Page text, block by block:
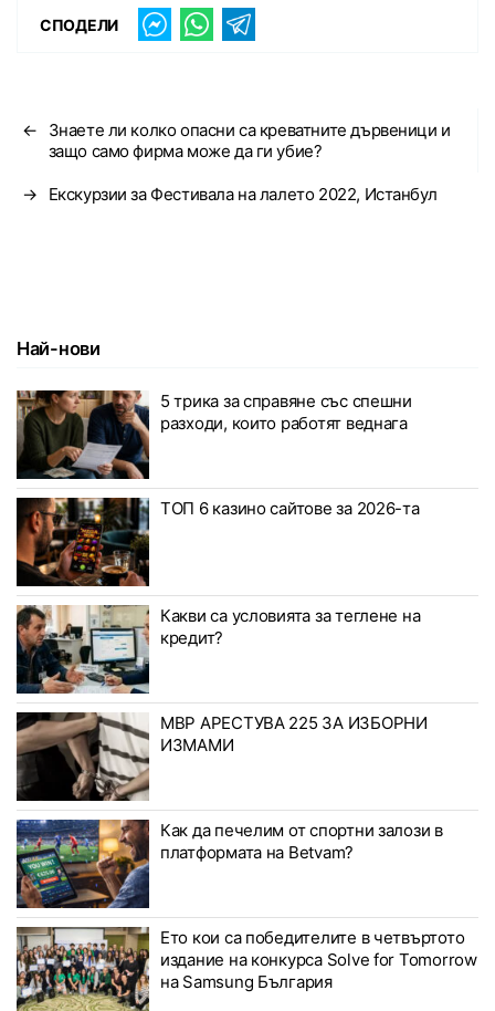
СПОДЕЛИ
←
Знаете ли колко опасни са креватните дървеници и
защо само фирма може да ги убие?
→ Екскурзии за Фестивала на лалето 2022, Истанбул
Най-нови
5 трика за справяне със спешни
разходи, които работят веднага
ТОП 6 казино сайтове за 2026-та
Какви са условията за теглене на
кредит?
МВР АРЕСТУВА 225 ЗА ИЗБОРНИ
ИЗМАМИ
Как да печелим от спортни залози в
платформата на Betvam?
Ето кои са победителите в четвъртото
издание на конкурса Solve for Tomorrow
на Samsung България